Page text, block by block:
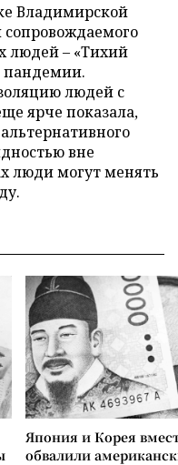
Владимирской
людей – «Тихий
пандемии.
людей с
ярче показала,
вне
люди могут менять
Япония и Корея
обвалили